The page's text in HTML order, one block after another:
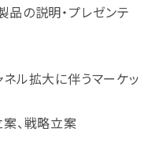
品の説明・プレゼンテ
ネル拡大に伴うマーケッ
案、戦略立案